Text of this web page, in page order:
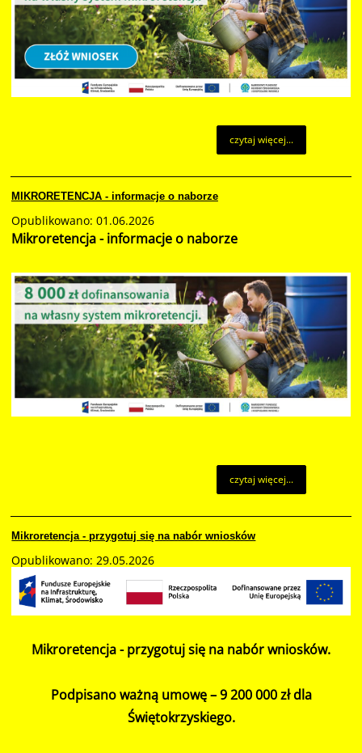
czytaj więcej...
MIKRORETENCJA - informacje o naborze
Opublikowano: 01.06.2026
Mikroretencja - informacje o naborze
czytaj więcej...
Mikroretencja - przygotuj się na nabór wniosków
Opublikowano: 29.05.2026
Mikroretencja - przygotuj się na nabór wniosków.
Podpisano ważną umowę – 9 200 000 zł dla
Świętokrzyskiego.